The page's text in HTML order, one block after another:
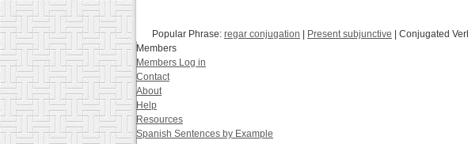
Popular Phrase: regar conjugation Present subjunctive | Conjugated
Members
Members Log in
Contact
About
Help
Resources
Spanish Sentences by Example